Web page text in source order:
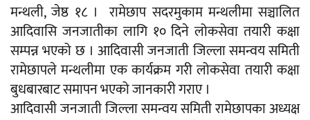
मन्थली, जेष्ठ १८ । रामेछाप सदरमुकाम मन्थलीमा सञ्चालित
आदिवासि जनजातीका लागि १० दिने लोकसेवा तयारी कक्षा
सम्पन्न भएको छ । आदिवासी जनजाती जिल्ला समन्वय समिती
रामेछापले मन्थलीमा एक कार्यक्रम गरी लोकसेवा तयारी कक्षा
बुधबारबाट समापन भएको जानकारी गराए ।
आदिवासी जनजाती जिल्ला समन्वय समिती रामेछापका अध्यक्ष